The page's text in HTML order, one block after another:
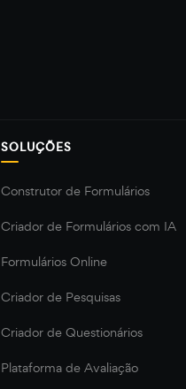
SOLUÇÕES
Construtor de Formulários
Criador de Formulários com IA
Formulários Online
Criador de Pesquisas
Criador de Questionários
Plataforma de Avaliação